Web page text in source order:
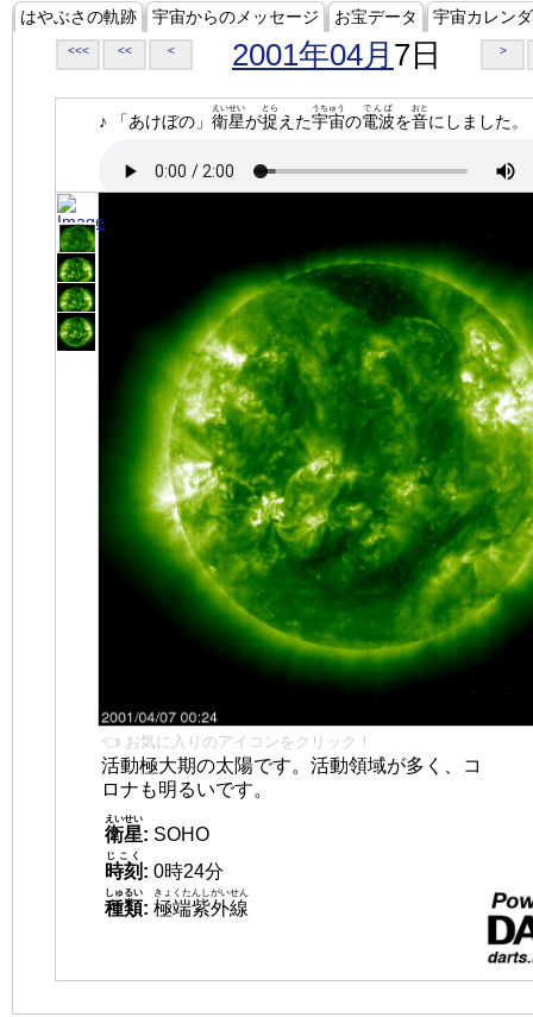
はやぶさの軌跡 宇宙からのメッセージ お宝データ 宇宙カレン
<<< << < 2001年04月 7日 >
♪ 「あけぼの」 衛星
えいせい
が捉
とら
えた宇宙
うちゅう
の電波
でんぱ
を音
おと
にしました。
👈 お気に入りのアイコンをクリック！
活動極大期の太陽です。活動領域が多く、コ
ロナも明るいです。
衛星
えいせい
: SOHO
時刻
じこく
: 0時24分
種類
しゅるい
: 極端紫外線
きょくたんしがいせん